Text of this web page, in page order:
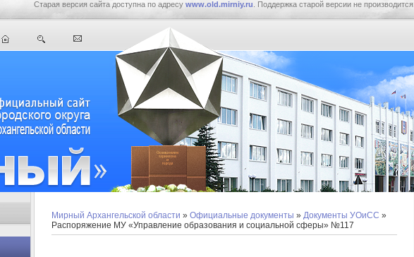
Старая версия сайта доступна по адресу www.old.mirniy.ru . Поддержка старой версии не производится.
Мирный Архангельской области » Официальные документы » Документы УОиСС »
Распоряжение МУ «Управление образования и социальной сферы» №117